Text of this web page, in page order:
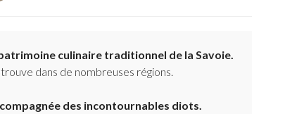
culinaire traditionnel de la Savoie.
dans de nombreuses régions.
des incontournables diots.